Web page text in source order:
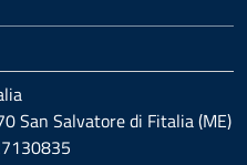
San Salvatore di Fitalia (ME)